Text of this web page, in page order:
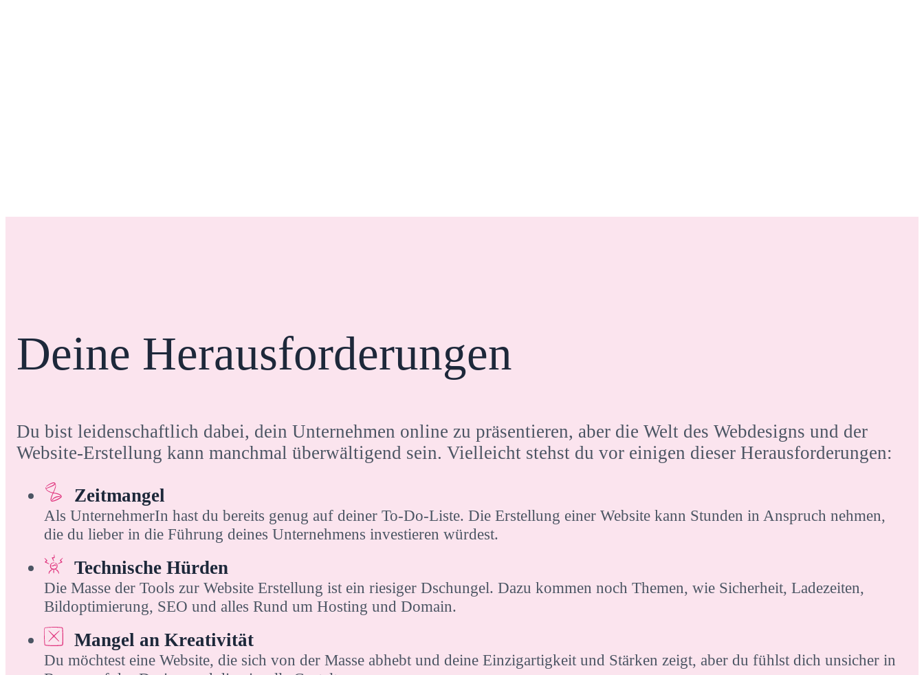
Deine Herausforderungen
Du bist leidenschaftlich dabei, dein Unternehmen online zu präsentieren, aber die Welt des Webdesigns und der
Website-Erstellung kann manchmal überwältigend sein. Vielleicht stehst du vor einigen dieser Herausforderungen:
Zeitmangel
Als UnternehmerIn hast du bereits genug auf deiner To-Do-Liste. Die Erstellung einer Website kann Stunden in Anspruch nehmen,
die du lieber in die Führung deines Unternehmens investieren würdest.
Technische Hürden
Die Masse der Tools zur Website Erstellung ist ein riesiger Dschungel. Dazu kommen noch Themen, wie Sicherheit, Ladezeiten,
Bildoptimierung, SEO und alles Rund um Hosting und Domain.
Mangel an Kreativität
Du möchtest eine Website, die sich von der Masse abhebt und deine Einzigartigkeit und Stärken zeigt, aber du fühlst dich unsicher in